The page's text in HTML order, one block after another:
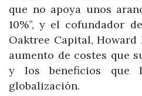
que no apoya unos
10%”, y el cofundador
Oaktree Capital, Howard
aumento de costes que
y los beneficios que
globalización.